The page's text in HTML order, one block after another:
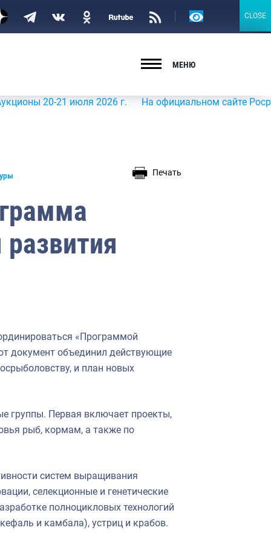
Версия
МЕНЮ
20-21 июля 2026 г. На официальном сайте
Печать
«Программой
документ объединил действующие
и план новых
группы. Первая включает проекты,
рыб, кормам, а также по
систем выращивания
селекционные и генетические
полноцикловых технологий
и камбала), устриц и крабов.
CLOSE
CLOSE